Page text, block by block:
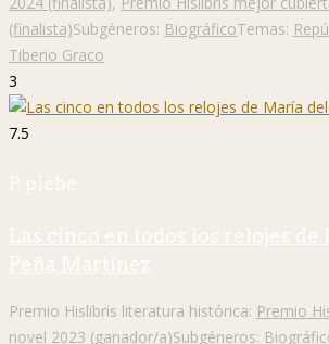
(finalista)Subgéneros: BiográficoTemas:
Tiberio Graco
3
7.5
P. plebe
Las cinco en todos los relojes
Peña Martínez
Premio Hislibris literatura histórica: Premio
novel 2023 (ganador/a)Subgéneros: